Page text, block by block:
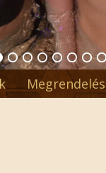
Megrendelés